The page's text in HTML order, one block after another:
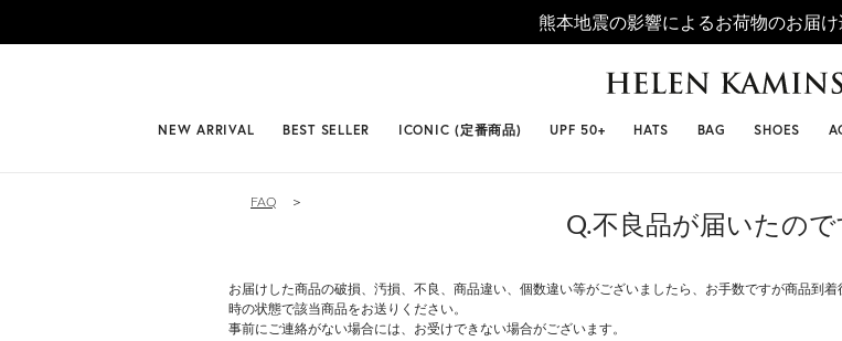
熊本地震の影響によるお荷物のお届
#ビベット #キャップ #ビ
NEW ARRIVAL BEST SELLER ICONIC (定番商品) UPF 50+ HATS BAG SHOES
FAQ ＞
Q.不良品が届いたので
お届けした商品の破損、汚損、不良、商品違い、個数違い等がございましたら、お手数ですが商品到
時の状態で該当商品をお送りください。
事前にご連絡がない場合には、お受けできない場合がございます。